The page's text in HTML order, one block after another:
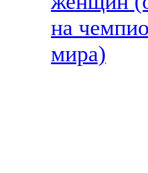
на
мира)